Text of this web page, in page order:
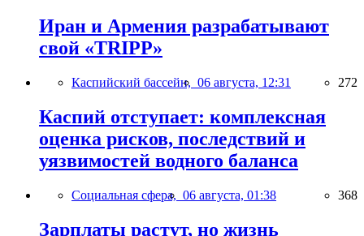
Иран и Армения разрабатывают
свой «TRIPP»
Каспийский бассейн, 06 августа, 12:31 272
Каспий отступает: комплексная
оценка рисков, последствий и
уязвимостей водного баланса
Социальная сфера, 06 августа, 01:38 368
Зарплаты растут, но жизнь